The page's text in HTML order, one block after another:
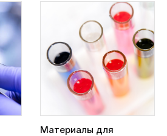
Материалы для